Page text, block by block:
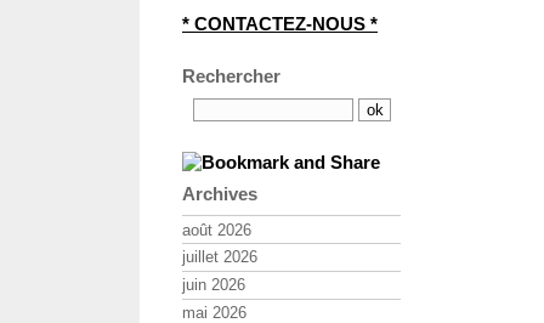
* CONTACTEZ-NOUS *
Rechercher
Archives
août 2026
juillet 2026
juin 2026
mai 2026